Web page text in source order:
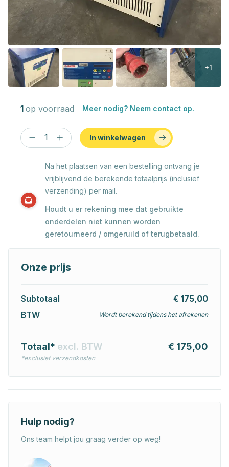
+1
1 op voorraad Meer nodig? Neem contact op.
In winkelwagen
Na het plaatsen van een bestelling ontvang je
vrijblijvend de berekende totaalprijs (inclusief
verzending) per mail.
Houdt u er rekening mee dat gebruikte
onderdelen niet kunnen worden
geretourneerd / omgeruild of terugbetaald.
Onze prijs
Subtotaal
€ 175,00
BTW
Wordt berekend tijdens het afrekenen
Totaal* excl. BTW
*exclusief verzendkosten
€ 175,00
Hulp nodig?
Ons team helpt jou graag verder op weg!